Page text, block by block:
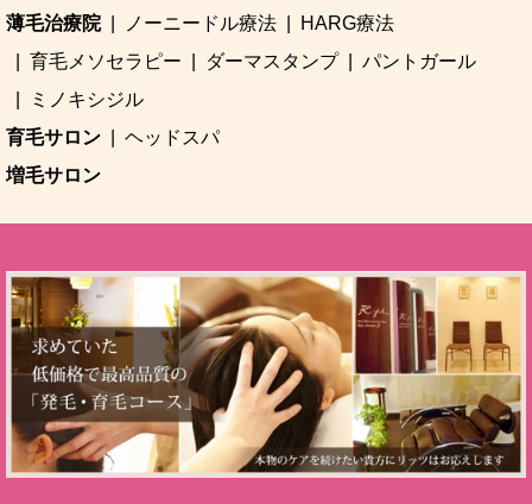
薄毛治療院
ノーニードル療法
HARG療法
育毛メソセラピー
ダーマスタンプ
パントガール
ミノキシジル
育毛サロン
ヘッドスパ
増毛サロン